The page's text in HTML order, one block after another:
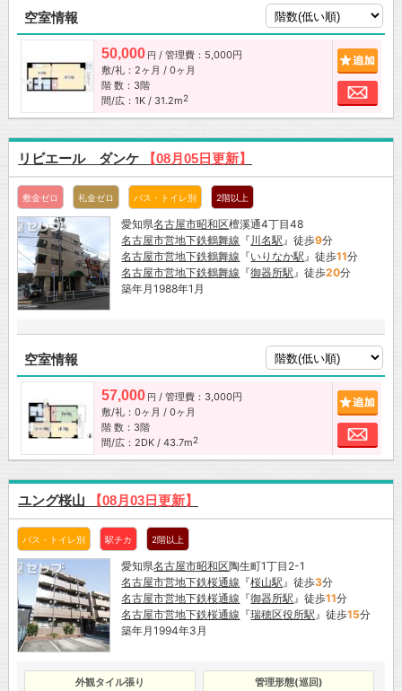
空室情報
50,000 円 / 管理費：5,000円
敷/礼：2ヶ月 / 0ヶ月
階 数：3階
間/広：1K / 31.2m2
お
リビエール ダンケ 【08月05日更新】
敷金ゼロ 礼金ゼロ バス・トイレ別 2階以上
愛知県名古屋市昭和区檀溪通4丁目48
名古屋市営地下鉄鶴舞線 『 川名駅』徒歩9分
名古屋市営地下鉄鶴舞線 『いりなか駅』徒歩11分
名古屋市営地下鉄鶴舞線 『御器所駅』徒歩20分
築年月1988年1月
空室情報
57,000 円 / 管理費：3,000円
敷/礼：0ヶ月 / 0ヶ月
階 数：3階
間/広：2DK / 43.7m2
お
ユング桜山 【08月03日更新】
バス・トイレ別 駅チカ 2階以上
愛知県名古屋市昭和区陶生町1丁目2-1
名古屋市営地下鉄桜通線 『桜山駅』徒歩3分
名古屋市営地下鉄桜通線 『御器所駅』徒歩11分
名古屋市営地下鉄桜通線 『瑞穂区役所駅』徒歩15分
築年月1994年3月
外観タイル張り 管理形態(巡回)